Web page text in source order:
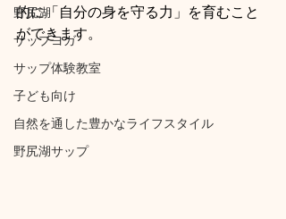
野尻湖
サップヨガ
サップ体験教室
子ども向け
自然を通した豊かなライフスタイル
野尻湖サップ
的に「自分の身を守る力」を育むこと
ができます。